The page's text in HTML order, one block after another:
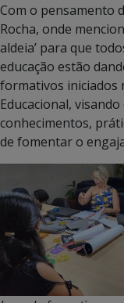
Com o pensamento
Rocha, onde
aldeia’ para que
educação estão
formativos iniciados
Educacional,
conhecimentos,
de fomentar o